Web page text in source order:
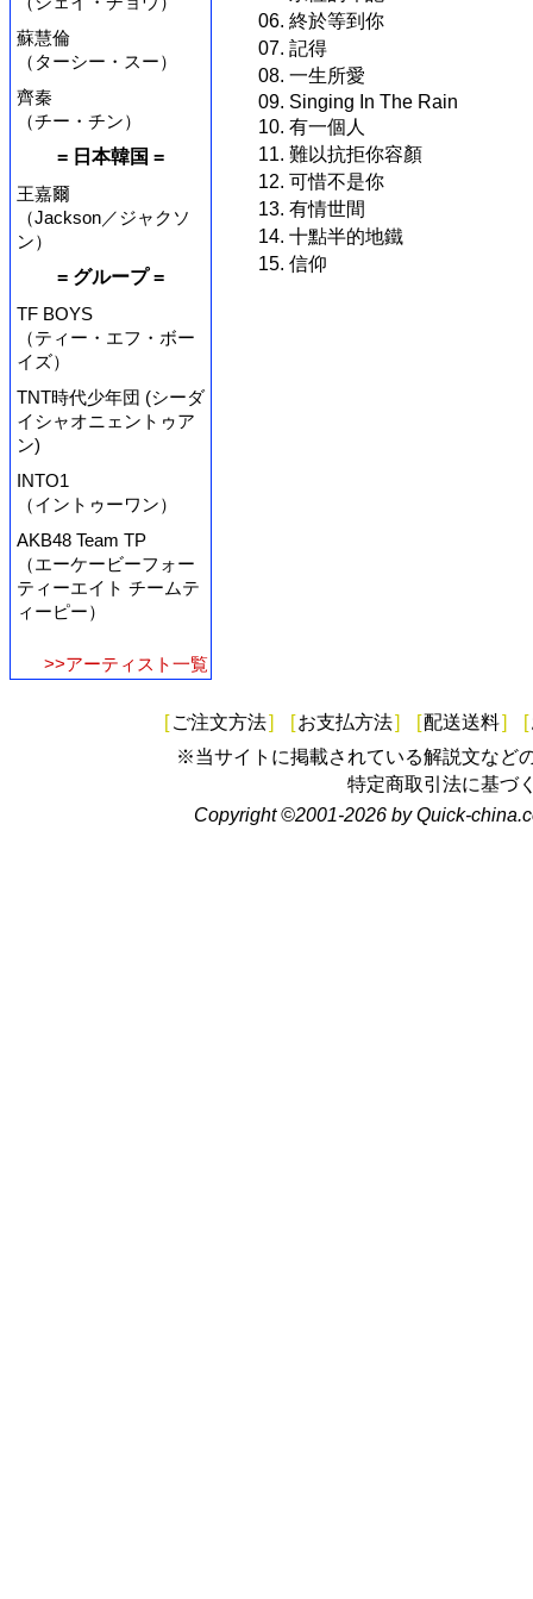
蘇慧倫
（ターシー・スー）
齊秦
（チー・チン）
= 日本韓国 =
王嘉爾
（Jackson／ジャクソ
ン）
= グループ =
TF BOYS
（ティー・エフ・ボー
イズ）
TNT時代少年団 (シーダ
イシャオニェントゥア
ン)
INTO1
（イントゥーワン）
AKB48 Team TP
（エーケービーフォー
ティーエイト チームテ
ィーピー）
>>アーティスト一覧
06. 終於等到你
07. 記得
08. 一生所愛
09. Singing In The Rain
10. 有一個人
11. 難以抗拒你容顏
12. 可惜不是你
13. 有情世間
14. 十點半的地鐵
15. 信仰
[ ご注文方法] [お支払方法] [配送送料] [
※当サイトに掲載されている解説文など
特定商取引法に基づ
Copyright ©2001-2026 by Quick-